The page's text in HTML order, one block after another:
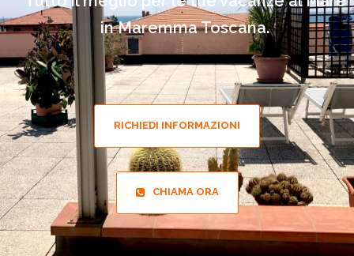
in Maremma Toscana.
RICHIEDI INFORMAZIONI
CHIAMA ORA